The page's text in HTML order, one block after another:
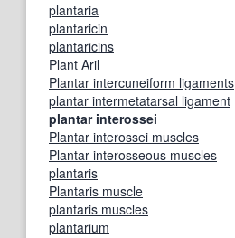
plantaria
plantaricin
plantaricins
Plant Aril
Plantar intercuneiform ligaments
plantar intermetatarsal ligament
plantar interossei
Plantar interossei muscles
Plantar interosseous muscles
plantaris
Plantaris muscle
plantaris muscles
plantarium